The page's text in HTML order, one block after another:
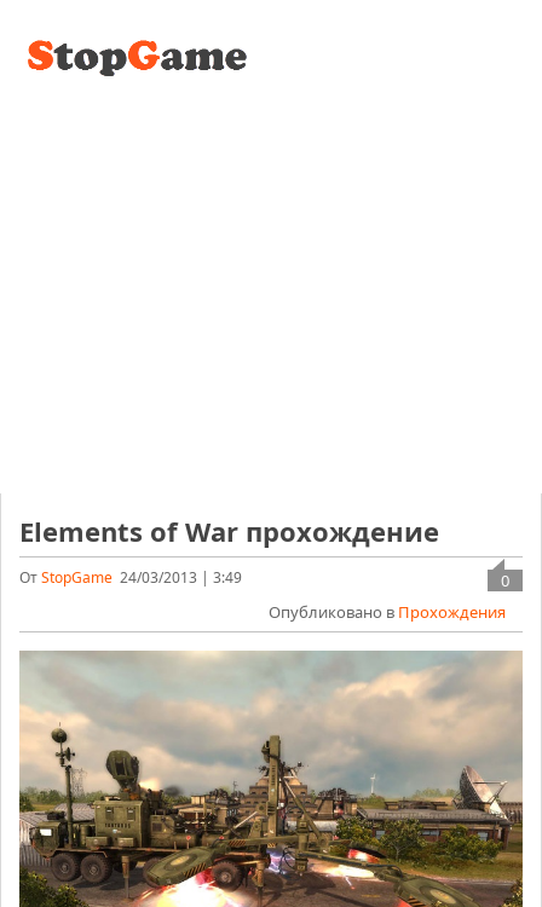
Elements of War прохождение
ОтStopGame 24/03/2013 | 3:49
0
Опубликовано в Прохождения